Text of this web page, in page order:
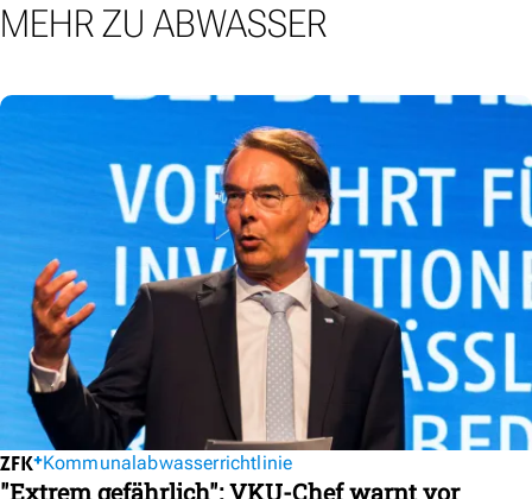
MEHR ZU ABWASSER
Kommunalabwasserrichtlinie
"Extrem gefährlich": VKU-Chef warnt vor